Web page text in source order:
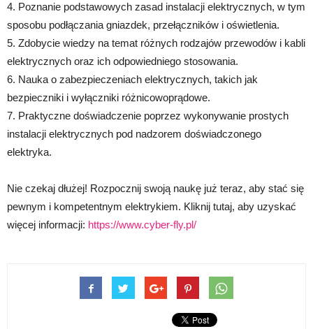
4. Poznanie podstawowych zasad instalacji elektrycznych, w tym
sposobu podłączania gniazdek, przełączników i oświetlenia.
5. Zdobycie wiedzy na temat różnych rodzajów przewodów i kabli
elektrycznych oraz ich odpowiedniego stosowania.
6. Nauka o zabezpieczeniach elektrycznych, takich jak
bezpieczniki i wyłączniki różnicowoprądowe.
7. Praktyczne doświadczenie poprzez wykonywanie prostych
instalacji elektrycznych pod nadzorem doświadczonego
elektryka.
Nie czekaj dłużej! Rozpocznij swoją naukę już teraz, aby stać się
pewnym i kompetentnym elektrykiem. Kliknij tutaj, aby uzyskać
więcej informacji: https://www.cyber-fly.pl/